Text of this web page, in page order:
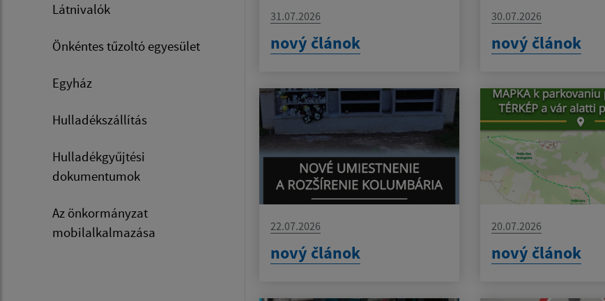
Látnivalók
Önkéntes tűzoltó egyesület
Egyház
Hulladékszállítás
Hulladékgyűjtési
dokumentumok
Az önkormányzat
mobilalkalmazása
31.07.2026
nový článok
30.07.2026
nový článok
22.07.2026
nový článok
20.07.2026
nový článok